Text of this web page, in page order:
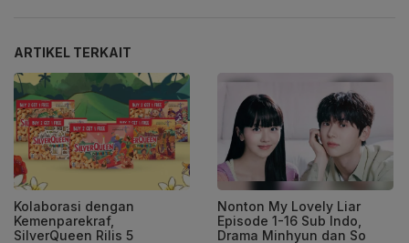
ARTIKEL TERKAIT
Kolaborasi dengan
Kemenparekraf,
SilverQueen Rilis 5
Nonton My Lovely Liar
Episode 1-16 Sub Indo,
Drama Minhyun dan So